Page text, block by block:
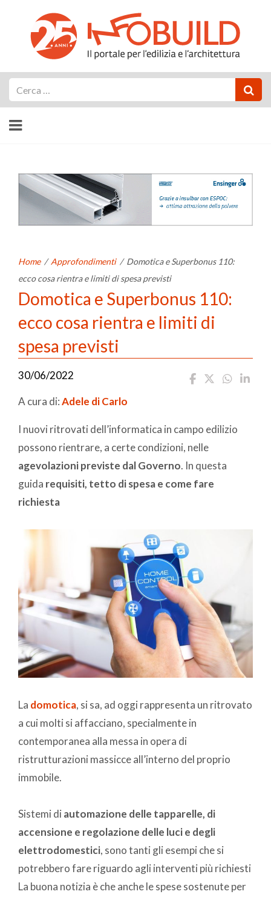
Home / Approfondimenti / Domotica e Superbonus 110:
ecco cosa rientra e limiti di spesa previsti
Domotica e Superbonus 110:
ecco cosa rientra e limiti di
spesa previsti
30/06/2022
A cura di:Adele di Carlo
I nuovi ritrovati dell’informatica in campo edilizio
possono rientrare, a certe condizioni, nelle
agevolazioni previste dal Governo. In questa
guida requisiti, tetto di spesa e come fare
richiesta
La domotica, si sa, ad oggi rappresenta un ritrovato
a cui molti si affacciano, specialmente in
contemporanea alla messa in opera di
ristrutturazioni massicce all’interno del proprio
immobile.
Sistemi di automazione delle tapparelle, di
accensione e regolazione delle luci e degli
elettrodomestici, sono tanti gli esempi che si
potrebbero fare riguardo agli interventi più richiesti
La buona notizia è che anche le spese sostenute per